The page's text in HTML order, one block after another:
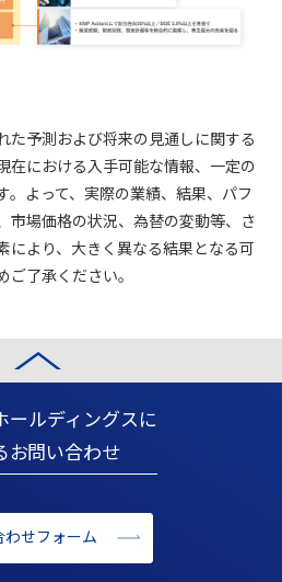
た予測および将来の見通しに関する
在における入手可能な情報、一定の
。よって、実際の業績、結果、パフ
市場価格の状況、為替の変動等、さ
により、大きく異なる結果となる可
了承ください。
ールディングスに
お問い合わせ
わせフォーム